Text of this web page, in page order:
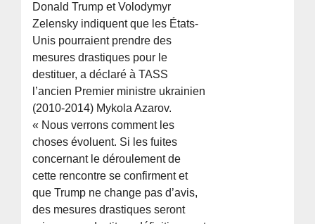
Donald Trump et Volodymyr
Zelensky indiquent que les États-
Unis pourraient prendre des
mesures drastiques pour le
destituer, a déclaré à TASS
l’ancien Premier ministre ukrainien
(2010-2014) Mykola Azarov.
« Nous verrons comment les
choses évoluent. Si les fuites
concernant le déroulement de
cette rencontre se confirment et
que Trump ne change pas d’avis,
des mesures drastiques seront